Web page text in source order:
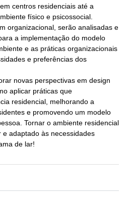
centros residenciais até a
físico e psicossocial.
organizacional, serão analisadas e
a implementação do modelo
e as práticas organizacionais
e preferências dos
novas perspectivas em design
aplicar práticas que
residencial, melhorando a
e promovendo um modelo
Tornar o ambiente residencial
e adaptado às necessidades
de lar!